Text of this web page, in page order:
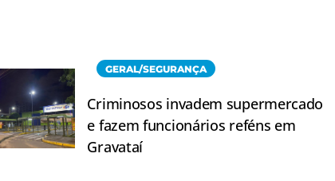
GERAL/SEGURANÇA
Criminosos invadem supermercado
e fazem funcionários reféns em
Gravataí